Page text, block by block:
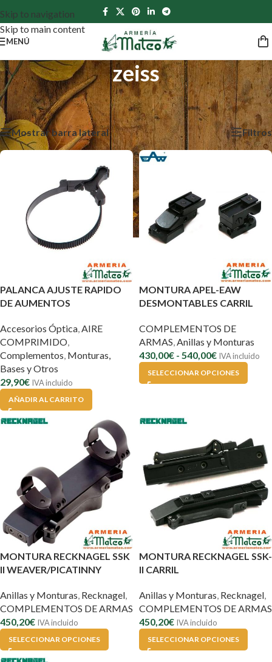
Skip to navigation
Skip to main content
MENÚ
zeiss
Inicio /Productos etiquetados “zeiss”
Mostrando los 5 resultados
Mostrar barra lateral
Filtros
PALANCA AJUSTE RAPIDO
DE AUMENTOS
Accesorios Óptica,AIRE
COMPRIMIDO,
Complementos, Monturas,
Bases y Otros
29,90€ IVA incluido
AÑADIR AL CARRITO
MONTURA APEL-EAW
DESMONTABLES CARRIL
COMPLEMENTOS DE
ARMAS,Anillas y Monturas
430,00€ - 540,00€ IVA incluido
SELECCIONAR OPCIONES
MONTURA RECKNAGEL SSK
II WEAVER/PICATINNY
Anillas y Monturas, Recknagel,
COMPLEMENTOS DE ARMAS
450,20€ IVA incluido
SELECCIONAR OPCIONES
MONTURA RECKNAGEL SSK-
II CARRIL
Anillas y Monturas, Recknagel,
COMPLEMENTOS DE ARMAS
450,20€ IVA incluido
SELECCIONAR OPCIONES